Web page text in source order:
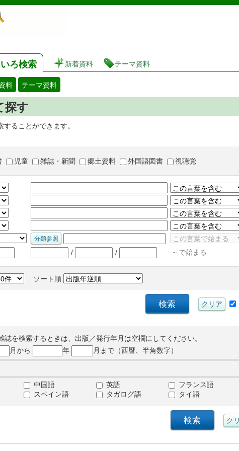
茨城県立図書館 蔵書検索・予約システム
ろ検索 新着資料 テーマ資料
料 テーマ資料
探す
ることができます。
児童 雑誌・新聞 郷土資料 外国語図書 視聴覚
/ / ～で始まる
ソート順
誌を検索するときは、出版／発行年月は空欄にしてください。
月から 年 月まで（西暦、半角数字）
中国語 英語 フランス語
スペイン語 タガログ語 タイ語